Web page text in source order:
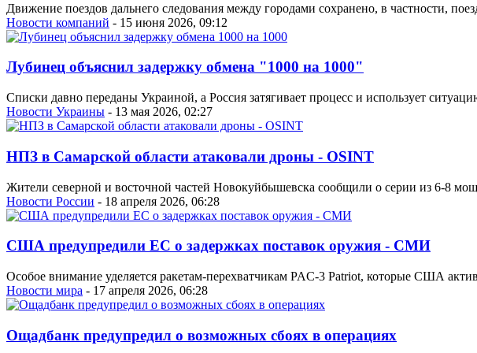
Движение поездов дальнего следования между городами сохранено, в частности,
Новости компаний - 15 июня 2026, 09:12
Лубинец объяснил задержку обмена "1000 на 1000"
Списки давно переданы Украиной, а Россия затягивает процесс и использует
Новости Украины - 13 мая 2026, 02:27
НПЗ в Самарской области атаковали дроны - OSINT
Жители северной и восточной частей Новокуйбышевска сообщили о серии из 6-8
Новости России - 18 апреля 2026, 06:28
США предупредили ЕС о задержках поставок оружия - СМИ
Особое внимание уделяется ракетам-перехватчикам PAC-3 Patriot, которые США
Новости мира - 17 апреля 2026, 06:28
Ощадбанк предупредил о возможных сбоях в операциях